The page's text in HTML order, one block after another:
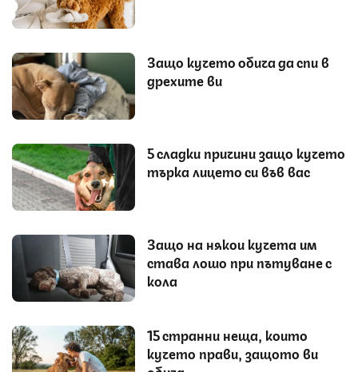
Защо кучето обича да спи в
дрехите ви
5 сладки причини защо кучето
търка лицето си във вас
Защо на някои кучета им
става лошо при пътуване с
кола
15 странни неща, които
кучето прави, защото ви